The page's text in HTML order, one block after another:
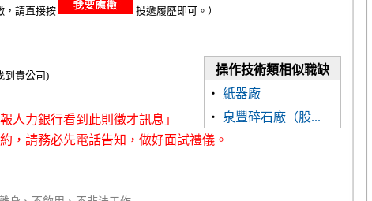
操作技術類相似職缺
‧ 紙器廠
‧ 泉豐碎石廠（股...
，請直接按 投遞履歷即可。）
到貴公司)
人力銀行看到此則徵才訊息」
，請務必先電話告知，做好面試禮儀。